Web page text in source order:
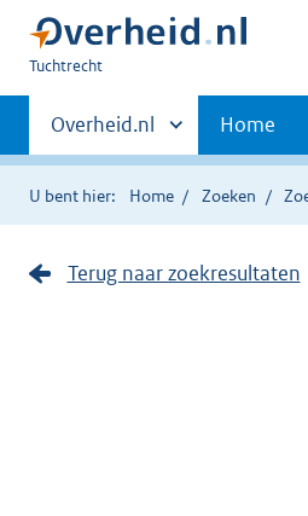
U
hier:
Tuchtrecht
Primaire
navigatie
Andere
sites
binnen
Overheid.nl Home
U bent hier: Home Zoeken
Terug naar zoekresultaten